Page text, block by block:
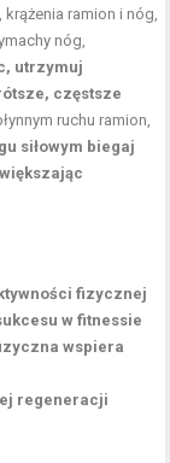
ramion i nóg,
nóg,
utrzymuj
częstsze
ruchu ramion,
siłowym biegaj
fizycznej
w fitnessie
wspiera
regeneracji